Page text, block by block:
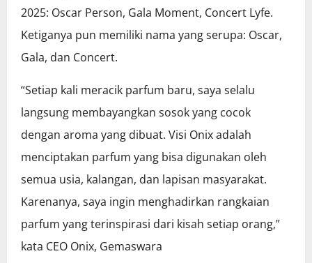
2025: Oscar Person, Gala Moment, Concert Lyfe.
Ketiganya pun memiliki nama yang serupa: Oscar,
Gala, dan Concert.
“Setiap kali meracik parfum baru, saya selalu
langsung membayangkan sosok yang cocok
dengan aroma yang dibuat. Visi Onix adalah
menciptakan parfum yang bisa digunakan oleh
semua usia, kalangan, dan lapisan masyarakat.
Karenanya, saya ingin menghadirkan rangkaian
parfum yang terinspirasi dari kisah setiap orang,”
kata CEO Onix, Gemaswara